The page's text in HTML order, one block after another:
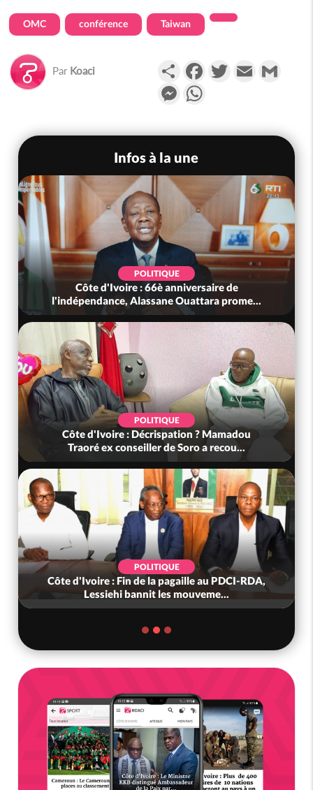
OMC conférence Taiwan
Par Koaci PartagerFacebookTwitterEmail
Messenger
Infos à la une
POLITIQUE
Côte d'Ivoire : 66è anniversaire de
l'indépendance, Alassane Ouattara prome...
POLITIQUE
Côte d'Ivoire : Décrispation ? Mamadou
Traoré ex conseiller de Soro a recou...
POLITIQUE
Côte d'Ivoire : Fin de la pagaille au PDCI-RDA,
Lessiehi bannit les mouveme...